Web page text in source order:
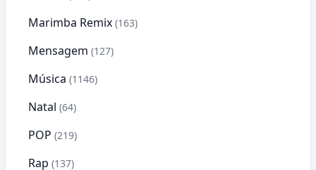
Marimba Remix (163)
Mensagem (127)
Música (1146)
Natal (64)
POP (219)
Rap (137)